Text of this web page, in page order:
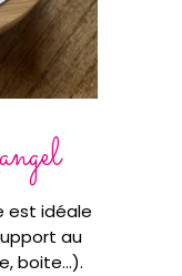
idéale
au
boite…).